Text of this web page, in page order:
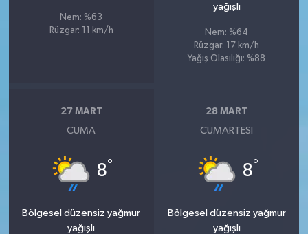
Nem: %63
Rüzgar: 11 km/h
yağışlı
Nem: %64
Rüzgar: 17 km/h
Yağış Olasılığı: %88
27 MART
CUMA
8°
Bölgesel düzensiz yağmur
yağışlı
28 MART
CUMARTESI
8°
Bölgesel düzensiz yağmur
yağışlı